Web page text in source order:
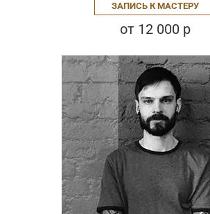
ЗАПИСЬ К МАСТЕРУ
от 12 000 р